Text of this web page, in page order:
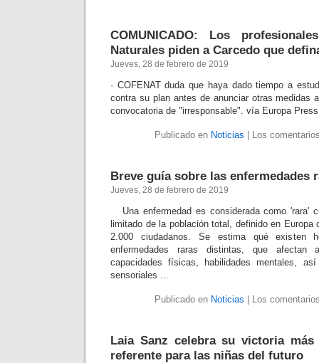
COMUNICADO: Los
Naturales piden a Carcedo que
Jueves, 28 de febrero de 2019
· COFENAT duda que haya dado tiempo a
contra su plan antes de anunciar otras medidas
convocatoria de "irresponsable". vía Europa
Publicado en Noticias Los
Breve guía sobre las enfermedades
Jueves, 28 de febrero de 2019
Una enfermedad es considerada como 'rara'
limitado de la población total, definido en Europa
2.000 ciudadanos. Se estima qué existen
enfermedades raras distintas, que
capacidades físicas, habilidades mentales,
sensoriales ...
Publicado en Noticias Los
Laia Sanz celebra su victoria
referente para las niñas del futuro